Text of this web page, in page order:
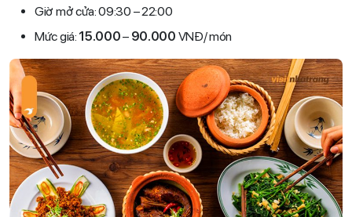
Giờ mở cửa: 09:30 – 22:00
Mức giá: 15.000– 90.000 VNĐ/ món